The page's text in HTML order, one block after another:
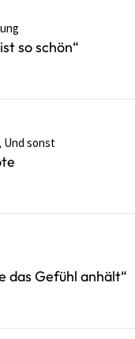
so schön“
Und sonst
das Gefühl anhält“